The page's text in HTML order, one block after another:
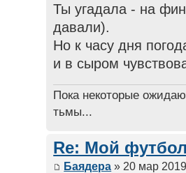
Ты угадала - на
давали).
Но к часу дня
и в сыром
Пока некоторые
тьмы...
Re: Мой
Баядера » 20 мар